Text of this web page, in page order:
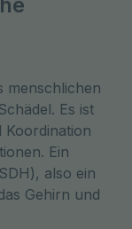
menschlichen
Es ist
Ein
also ein
Gehirn und